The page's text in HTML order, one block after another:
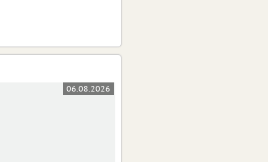
06.08.2026